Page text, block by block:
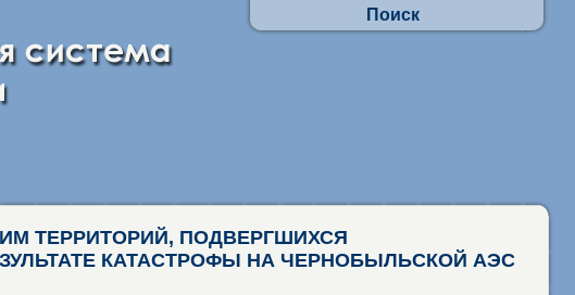
Поиск
ТЕРРИТОРИЙ, ПОДВЕРГШИХСЯ
КАТАСТРОФЫ НА ЧЕРНОБЫЛЬСКОЙ АЭС